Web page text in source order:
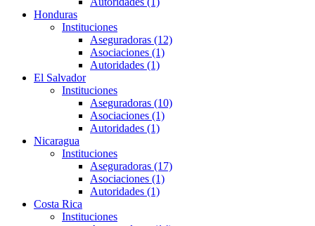
Honduras
Instituciones
Aseguradoras (12)
Asociaciones (1)
Autoridades (1)
El Salvador
Instituciones
Aseguradoras (10)
Asociaciones (1)
Autoridades (1)
Nicaragua
Instituciones
Aseguradoras (17)
Asociaciones (1)
Autoridades (1)
Costa Rica
Instituciones